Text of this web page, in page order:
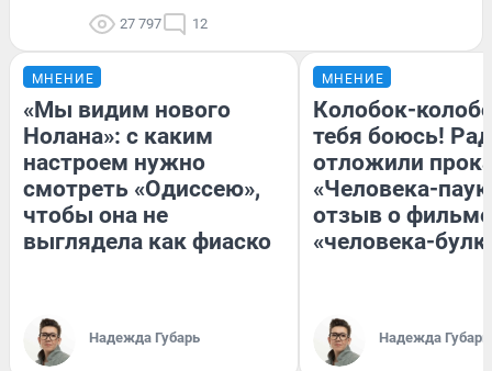
27 797 12
МНЕНИЕ
«Мы видим нового
Нолана»: с каким
настроем нужно
смотреть «Одиссею»,
чтобы она не
выглядела как фиаско
Надежда Губарь
МНЕНИЕ
Колобок-
тебя боюсь!
отложили
«Человека-
отзыв о
«человека-
Надежда Губарь